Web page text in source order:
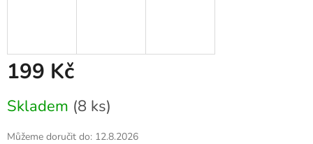
199 Kč
cena:
Skladem (8 ks)
Můžeme doručit do: 12.8.2026